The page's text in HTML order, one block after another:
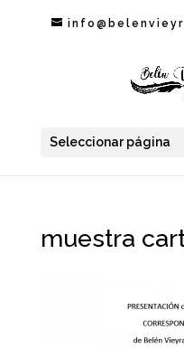
Seleccionar página
muestra